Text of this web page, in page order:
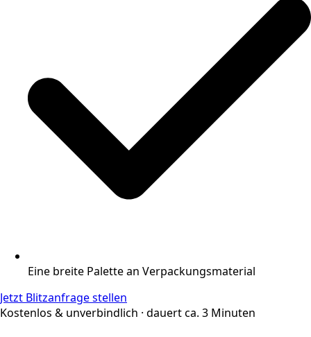
Eine breite Palette an Verpackungsmaterial
Jetzt Blitzanfrage stellen
Kostenlos & unverbindlich · dauert ca. 3 Minuten